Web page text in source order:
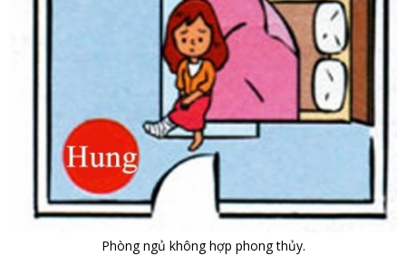
Phòng ngủ không hợp phong thủy.